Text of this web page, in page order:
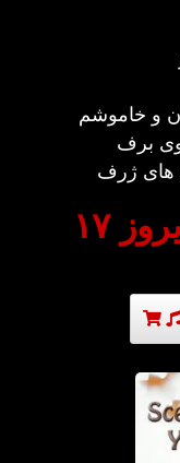
و خاموشم
برف
های ژرف
۱۷